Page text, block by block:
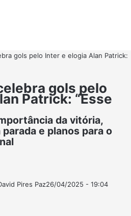
gols pelo Inter e elogia Alan Patrick:
gols pelo
Patrick: “Esse
da vitória,
e planos para o
Pires PazFollow
Mande
26/04/2025 - 19:04